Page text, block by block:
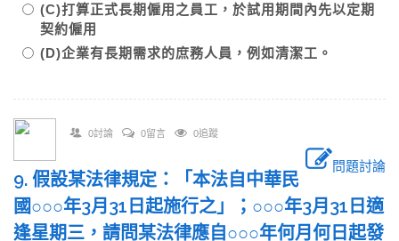
(C)打算正式長期僱用之員工，於試用期間內先以定期
契約僱用
(D)企業有長期需求的庶務人員，例如清潔工。
0討論 0留言 0追蹤
問題討論
9. 假設某法律規定：「本法自中華民
國○○○年3月31日起施行之」；○○○年3月31日適
逢星期三，請問某法律應自○○○年何月何日起發